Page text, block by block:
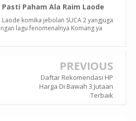
Paham Ala Raim Laode
komika jebolan SUCA 2 yangjuga
lagu fenomenalnya Komang ya
PREVIOUS
Daftar Rekomendasi HP
Harga Di Bawah 3 Jutaan
Terbaik